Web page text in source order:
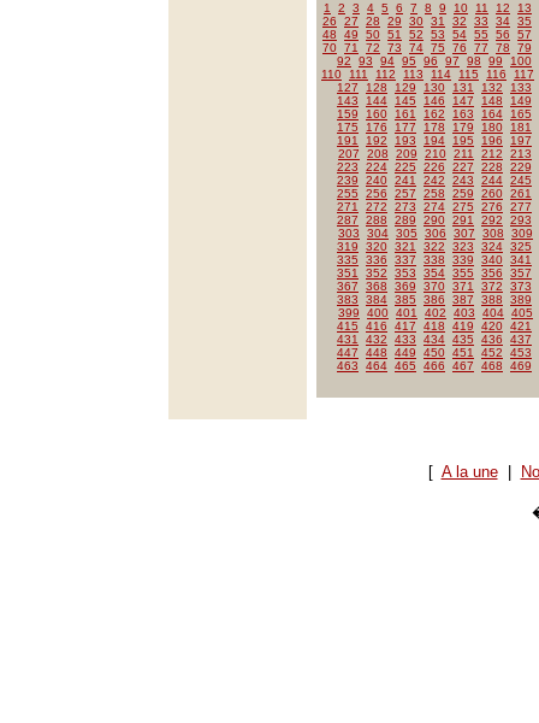
1 2 3 4 5 6 7 8 9 10 11 12
13
26
27 28 29 30 31 32 33 34 35
48
49 50 51 52 53 54 55 56
57
70 71 72 73 74 75 76 77 78
79
92
93 94 95 96 97 98 99
100
110
111 112 113 114 115 116
117
127
128 129 130 131 132
133
143
144 145 146 147 148
149
159
160 161 162 163 164
165
175
176 177 178 179 180
181
191
192 193 194 195 196
197
207
208 209 210 211 212
213
223
224 225 226 227 228
229
239
240 241 242 243 244 245
255
256 257 258 259 260 261
271
272 273 274 275 276
277
287
288 289 290 291 292
293
303
304 305 306 307 308
309
319
320 321 322 323 324 325
335
336 337 338 339 340 341
351
352 353 354 355 356
357
367
368 369 370 371 372
373
383
384 385 386 387 388
389
399
400 401 402 403 404 405
415
416 417 418 419 420 421
431
432 433 434 435 436
437
447
448 449 450 451 452
453
463
464 465 466 467 468 469
[ A la une|